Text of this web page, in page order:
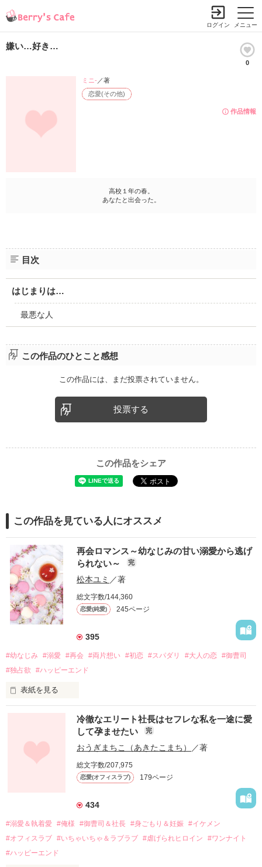
メニュー
ログイン
嫌い…好き…
0
作品情報
恋愛(その他)
ミニ- ／著
高校１年の春。
あなたと出会った。
目次
はじまりは…
最悪な人
この作品のひとこと感想
この作品には、まだ投票されていません。
投票する
この作品をシェア
この作品を見ている人にオススメ
再会ロマンス～幼なじみの甘い溺愛から逃げ
られない～
完
松本ユミ ／著
総文字数/144,360
恋愛(純愛) 245ページ
395
#幼なじみ #溺愛 #再会 #両片想い #初恋 #スパダリ #大人の恋 #御曹司
#独占欲
#ハッピーエンド
表紙を見る
幼なじみの哲平に淡い恋心を抱いていた美桜。
しかし、ある出来事をきっかけに二人の関係は壊れてしまう。
関係修復もできないまま、美桜は両親の離婚によって
引っ越すことになり、哲平とも離れ離れになった。
それから約十二年後。
過去の傷から、二度と会いたくないと思っていた哲平に
運命のような再会を果たす。
酔った勢いで一夜を共にしてしまった。
冷徹なエリート社長はセフレな私を一途に愛
して孕ませたい
完
おうぎまちこ（あきたこまち） ／著
総文字数/207,975
恋愛(オフィスラブ) 179ページ
434
#溺愛＆執着愛 #俺様 #御曹司＆社長 #身ごもり＆妊娠 #イケメン
#オフィスラブ #いちゃいちゃ＆ラブラブ #虐げられヒロイン
#ワンナイト
#ハッピーエンド